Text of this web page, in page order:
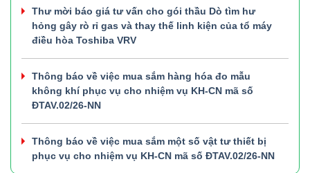
Thư mời báo giá tư vấn cho gói thầu Dò tìm hư
hỏng gây rò rỉ gas và thay thế linh kiện của tổ máy
điều hòa Toshiba VRV
Thông báo về việc mua sắm hàng hóa đo mẫu
không khí phục vụ cho nhiệm vụ KH-CN mã số
ĐTAV.02/26-NN
Thông báo về việc mua sắm một số vật tư thiết bị
phục vụ cho nhiệm vụ KH-CN mã số ĐTAV.02/26-NN